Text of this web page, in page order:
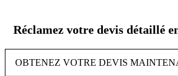
contenu
Réclamez votre devis détaillé
OBTENEZ VOTRE DEVIS